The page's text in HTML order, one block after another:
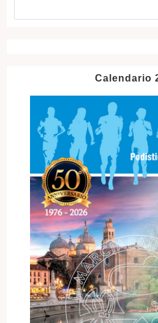
Calendario